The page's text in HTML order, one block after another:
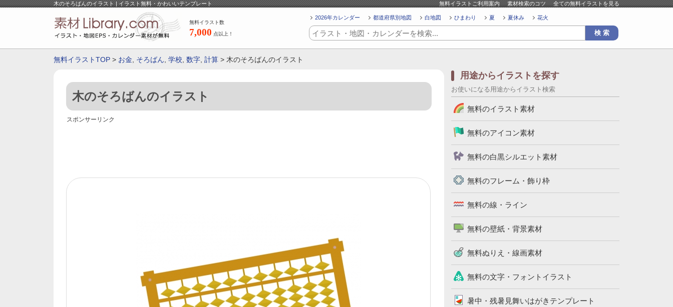
木のそろばんのイラスト | イラスト無料・かわいいテンプレート 無料イラストご利用案内 素材検索のコツ 全ての無料イラストを見る
無料イラスト数
7,000 点以上！
2026年カレンダー 都道府県別地図 白地図 ひまわり 夏 夏休み 花火
無料イラストTOP > お金 そろばん 学校 数字 計算 > 木のそろばんのイラスト
木のそろばんのイラスト
スポンサーリンク
用途からイラストを探す
お使いになる用途からイラスト検索
無料のイラスト素材
無料のアイコン素材
無料の白黒シルエット素材
無料のフレーム・飾り枠
無料の線・ライン
無料の壁紙・背景素材
無料ぬりえ・線画素材
無料の文字・フォントイラスト
暑中・残暑見舞いはがきテンプレート